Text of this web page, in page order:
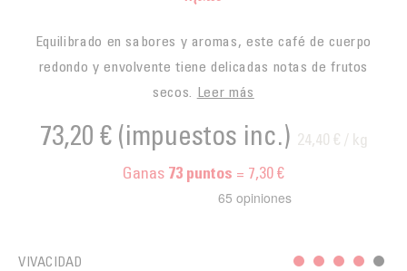
Equilibrado en sabores y aromas, este café de cuerpo
redondo y envolvente tiene delicadas notas de frutos
secos. Leer más
73,20 € (impuestos inc.) 24,40 € / kg
Ganas 73 puntos = 7,30 €
VIVACIDAD